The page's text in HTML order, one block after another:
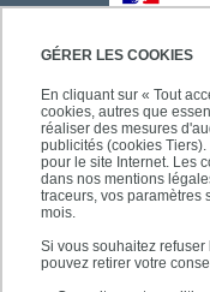
GÉRER LES COOKIES
En cliquant sur « Tout
cookies, autres que
réaliser des mesures
publicités (cookies
pour le site Internet. Les
dans nos mentions
traceurs, vos paramètres
mois.
Si vous souhaitez
pouvez retirer votre